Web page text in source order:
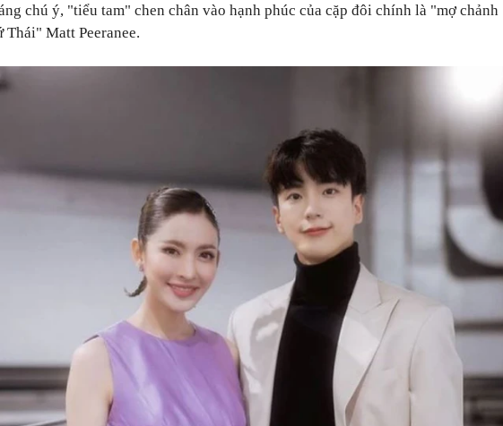
chú ý, "tiểu tam" chen chân vào hạnh phúc của cặp đôi chính là "mợ chảnh
Thái" Matt Peeranee.